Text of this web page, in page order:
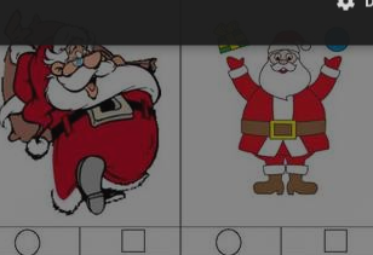
Strikt noodzakelijk Prestatie
Strikt noodzakelijke cookies maken de
website kan niet goed worden gebruikt zonder de strikt
CookieScriptConsent CookieScript 4 weken 2